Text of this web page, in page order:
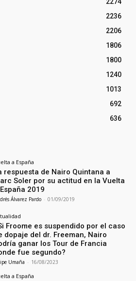
2236
2206
1806
1800
1240
1013
692
636
a España
respuesta de Nairo Quintana a
Soler por su actitud en la Vuelta
2019
Álvarez Pardo - 01/09/2019
Froome es suspendido por el caso
dopaje del dr. Freeman, Nairo
ganar los Tour de Francia
fue segundo?
Umaña - 16/08/2023
a España